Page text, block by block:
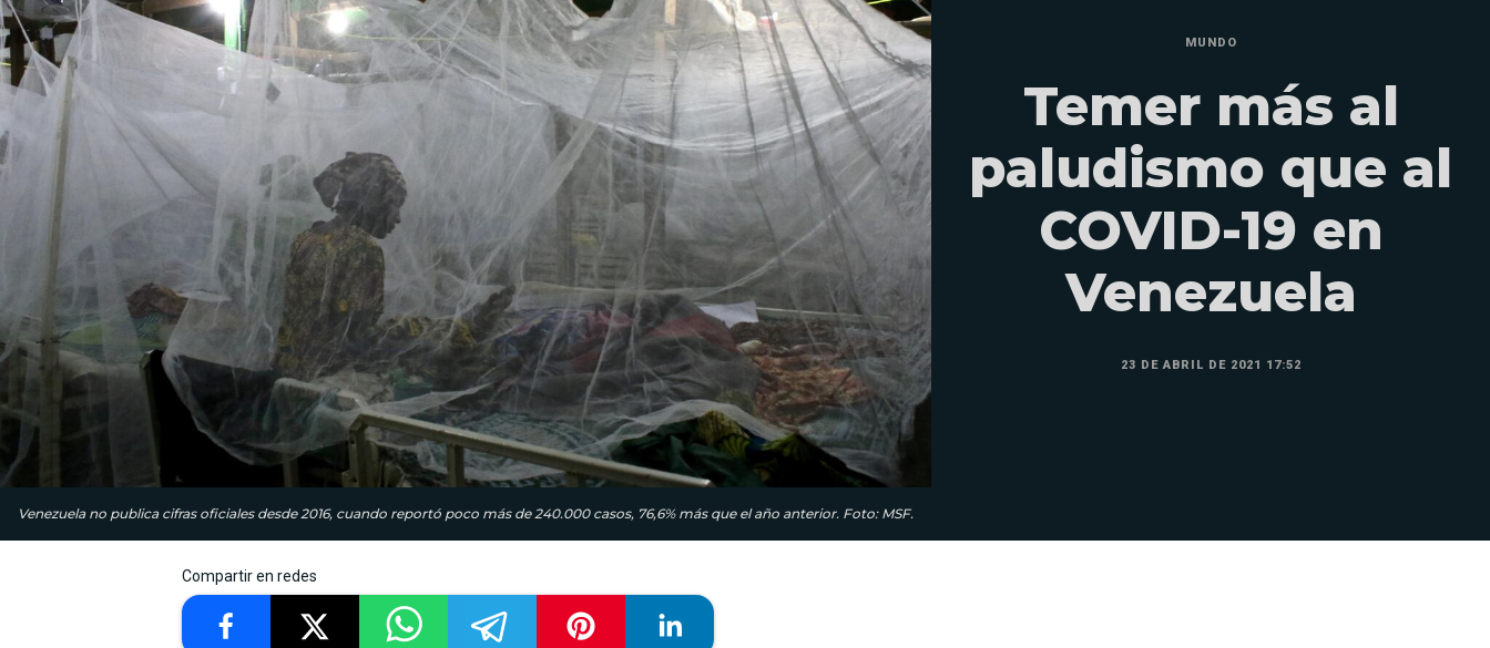
Venezuela no publica cifras oficiales desde 2016, cuando reportó poco más de 240.000 casos, 76,6% más que el año anterior. Foto: MSF.
MUNDO
Temer más al
paludismo que al
COVID-19 en
Venezuela
23 DE ABRIL DE 2021 17:52
Compartir en redes